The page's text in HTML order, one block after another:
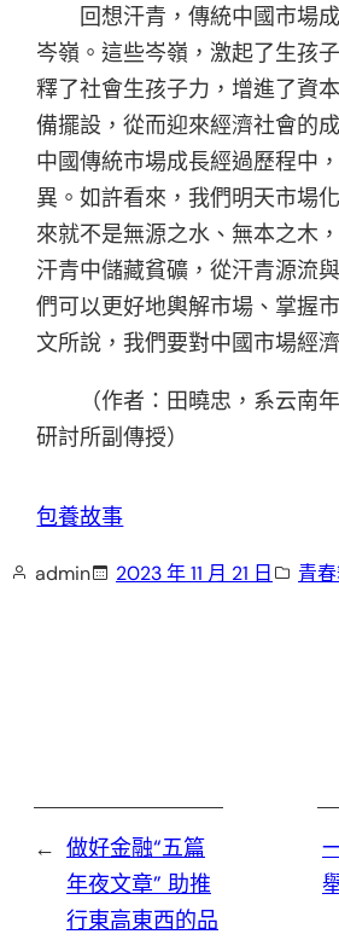
回想汗青，傳統中國市場
岑嶺。這些岑嶺，激起了生孩
釋了社會生孩子力，增進了資
備擺設，從而迎來經濟社會的
中國傳統市場成長經過歷程中
異。如許看來，我們明天市場
來就不是無源之水、無本之木
汗青中儲藏貧礦，從汗青源流
們可以更好地輿解市場、掌握
文所說，我們要對中國市場經
（作者：田曉忠，系云南
研討所副傳授）
包養故事
admin 2023 年 11 月 21 日 青
← 做好金融“五篇
年夜文章” 助推
行東高東西的品